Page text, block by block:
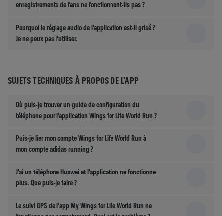
enregistrements de fans ne fonctionnent-ils pas ?
Pourquoi le réglage audio de l'application est-il grisé ?
Je ne peux pas l'utiliser.
SUJETS TECHNIQUES À PROPOS DE L'APP
Où puis-je trouver un guide de configuration du
téléphone pour l'application Wings for Life World Run ?
Puis-je lier mon compte Wings for Life World Run à
mon compte adidas running ?
J'ai un téléphone Huawei et l'application ne fonctionne
plus. Que puis-je faire ?
Le suivi GPS de l’app My Wings for Life World Run ne